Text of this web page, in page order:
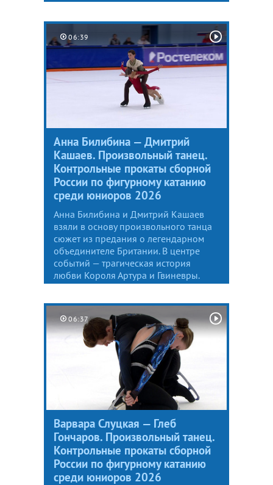
06:39
Анна Билибина — Дмитрий
Кашаев. Произвольный танец.
Контрольные прокаты сборной
России по фигурному катанию
среди юниоров 2026
Анна Билибина и Дмитрий Кашаев
взяли в основу произвольного танца
сюжет из предания о легендарном
объединителе Британии. В центре
событий — трагическая история
любви Короля Артура и Гвиневры.
06:37
Варвара Слуцкая — Глеб
Гончаров. Произвольный танец.
Контрольные прокаты сборной
России по фигурному катанию
среди юниоров 2026